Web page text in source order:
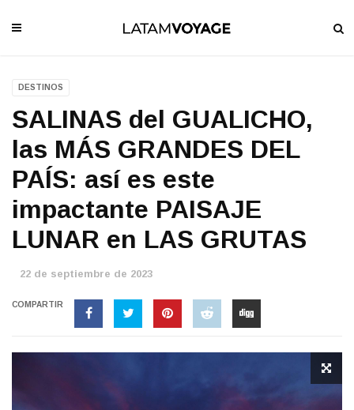
DESTINOS
SALINAS del GUALICHO,
las MÁS GRANDES DEL
PAÍS: así es este
impactante PAISAJE
LUNAR en LAS GRUTAS
22 de septiembre de 2023
COMPARTIR